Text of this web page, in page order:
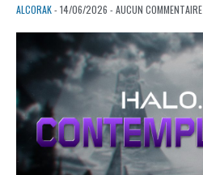
ALCORAK- 14/06/2026 - AUCUN COMMENTAIRE